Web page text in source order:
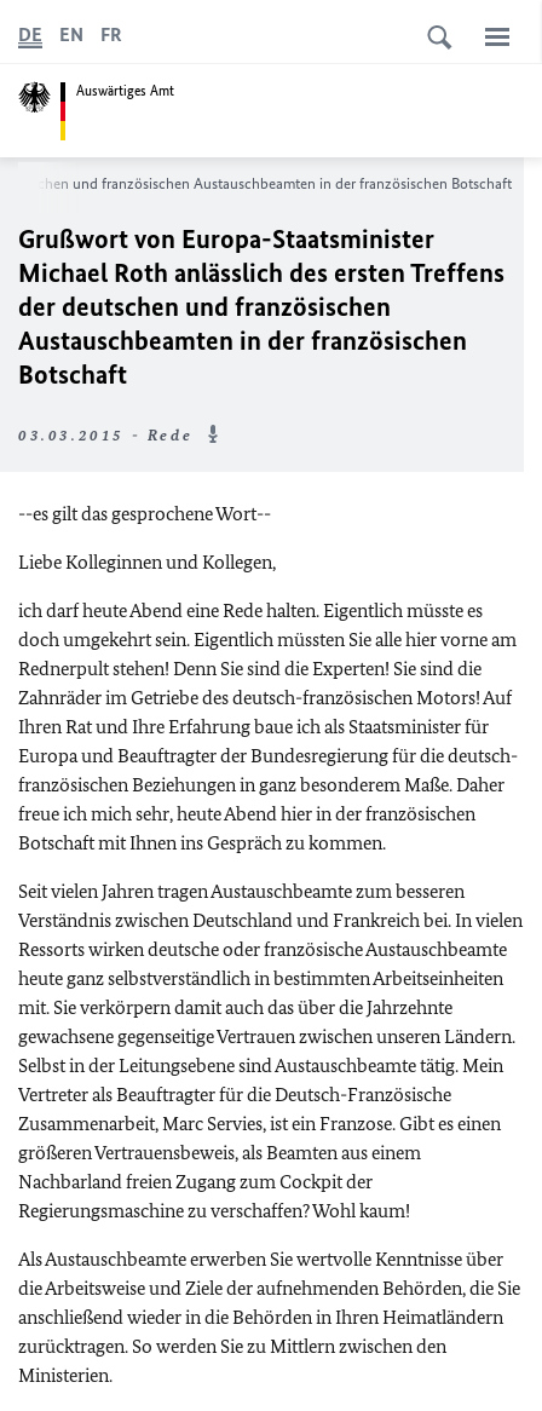
Auswärtiges Amt
DE EN FR
und französischen Austauschbeamten in der französischen Botschaft
Grußwort von Europa-Staatsminister
Michael Roth anlässlich des ersten Treffens
der deutschen und französischen
Austauschbeamten in der französischen
Botschaft
03.03.2015 - Rede
--es gilt das gesprochene Wort--
Liebe Kolleginnen und Kollegen,
ich darf heute Abend eine Rede halten. Eigentlich müsste es
doch umgekehrt sein. Eigentlich müssten Sie alle hier vorne am
Rednerpult stehen! Denn Sie sind die Experten! Sie sind die
Zahnräder im Getriebe des deutsch-französischen Motors! Auf
Ihren Rat und Ihre Erfahrung baue ich als Staatsminister für
Europa und Beauftragter der Bundesregierung für die deutsch-
französischen Beziehungen in ganz besonderem Maße. Daher
freue ich mich sehr, heute Abend hier in der französischen
Botschaft mit Ihnen ins Gespräch zu kommen.
Seit vielen Jahren tragen Austauschbeamte zum besseren
Verständnis zwischen Deutschland und Frankreich bei. In vielen
Ressorts wirken deutsche oder französische Austauschbeamte
heute ganz selbstverständlich in bestimmten Arbeitseinheiten
mit. Sie verkörpern damit auch das über die Jahrzehnte
gewachsene gegenseitige Vertrauen zwischen unseren Ländern.
Selbst in der Leitungsebene sind Austauschbeamte tätig. Mein
Vertreter als Beauftragter für die Deutsch-Französische
Zusammenarbeit, Marc Servies, ist ein Franzose. Gibt es einen
größeren Vertrauensbeweis, als Beamten aus einem
Nachbarland freien Zugang zum Cockpit der
Regierungsmaschine zu verschaffen? Wohl kaum!
Als Austauschbeamte erwerben Sie wertvolle Kenntnisse über
die Arbeitsweise und Ziele der aufnehmenden Behörden, die Sie
anschließend wieder in die Behörden in Ihren Heimatländern
zurücktragen. So werden Sie zu Mittlern zwischen den
Ministerien.